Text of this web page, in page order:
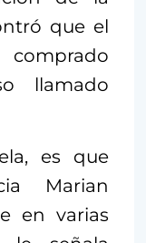
que el
comprado
llamado
es que
Marian
en varias